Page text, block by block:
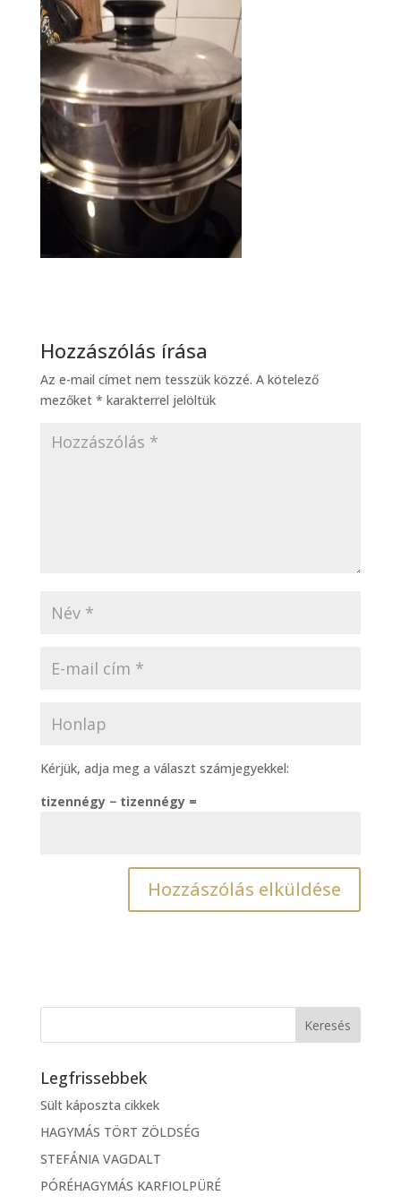
Hozzászólás írása
Az e-mail címet nem tesszük közzé. A kötelező
mezőket * karakterrel jelöltük
Kérjük, adja meg a választ számjegyekkel:
tizennégy − tizennégy =
Legfrissebbek
Sült káposzta cikkek
HAGYMÁS TÖRT ZÖLDSÉG
STEFÁNIA VAGDALT
PÓRÉHAGYMÁS KARFIOLPÜRÉ